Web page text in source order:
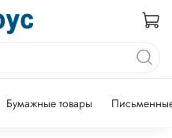
Бумажные товары